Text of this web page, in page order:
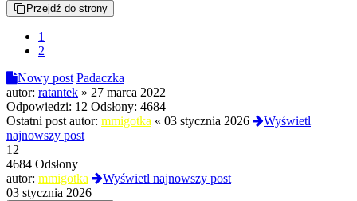
Przejdź do strony
1
2
Nowy post Padaczka
autor: ratantek » 27 marca 2022
Odpowiedzi: 12 Odsłony: 4684
Ostatni post autor: mmigotka « 03 stycznia 2026
Wyświetl
najnowszy post
12
4684 Odsłony
autor: mmigotka
Wyświetl najnowszy post
03 stycznia 2026